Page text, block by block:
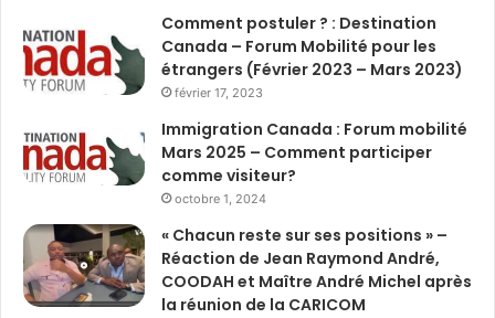
Comment postuler ? : Destination
Canada – Forum Mobilité pour les
étrangers (Février 2023 – Mars 2023)
février 17, 2023
Immigration Canada : Forum mobilité
Mars 2025 – Comment participer
comme visiteur?
octobre 1, 2024
« Chacun reste sur ses positions » –
Réaction de Jean Raymond André,
COODAH et Maître André Michel après
la réunion de la CARICOM